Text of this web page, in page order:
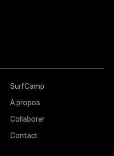
SurfCamp
À propos
Collaborer
Contact